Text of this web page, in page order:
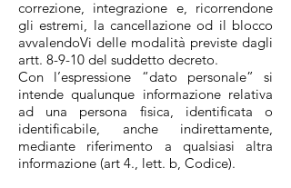
correzione, integrazione e, ricorrendone
gli estremi, la cancellazione od il blocco
avvalendoVi delle modalità previste dagli
artt. 8-9-10 del suddetto decreto.
Con l’espressione “dato personale” si
intende qualunque informazione relativa
ad una persona fisica, identificata o
identificabile, anche indirettamente,
mediante riferimento a qualsiasi altra
informazione (art 4., lett. b, Codice).